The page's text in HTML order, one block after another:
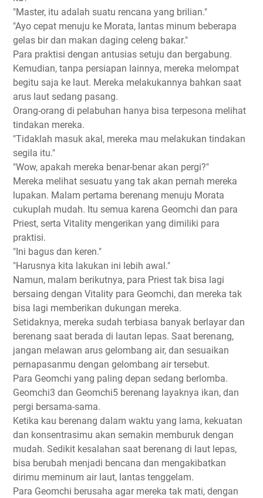
"Master, itu adalah suatu rencana yang brilian."
"Ayo cepat menuju ke Morata, lantas minum beberapa
gelas bir dan makan daging celeng bakar."
Para praktisi dengan antusias setuju dan bergabung.
Kemudian, tanpa persiapan lainnya, mereka melompat
begitu saja ke laut. Mereka melakukannya bahkan saat
arus laut sedang pasang.
Orang-orang di pelabuhan hanya bisa terpesona melihat
tindakan mereka.
"Tidaklah masuk akal, mereka mau melakukan tindakan
segila itu."
"Wow, apakah mereka benar-benar akan pergi?"
Mereka melihat sesuatu yang tak akan pernah mereka
lupakan. Malam pertama berenang menuju Morata
cukuplah mudah. Itu semua karena Geomchi dan para
Priest, serta Vitality mengerikan yang dimiliki para
praktisi.
"Ini bagus dan keren."
"Harusnya kita lakukan ini lebih awal."
Namun, malam berikutnya, para Priest tak bisa lagi
bersaing dengan Vitality para Geomchi, dan mereka tak
bisa lagi memberikan dukungan mereka.
Setidaknya, mereka sudah terbiasa banyak berlayar dan
berenang saat berada di lautan lepas. Saat berenang,
jangan melawan arus gelombang air, dan sesuaikan
pernapasanmu dengan gelombang air tersebut.
Para Geomchi yang paling depan sedang berlomba.
Geomchi3 dan Geomchi5 berenang layaknya ikan, dan
pergi bersama-sama.
Ketika kau berenang dalam waktu yang lama, kekuatan
dan konsentrasimu akan semakin memburuk dengan
mudah. Sedikit kesalahan saat berenang di laut lepas,
bisa berubah menjadi bencana dan mengakibatkan
dirimu meminum air laut, lantas tenggelam.
Para Geomchi berusaha agar mereka tak mati, dengan